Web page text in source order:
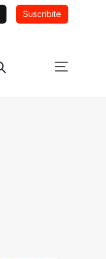
Suscribite